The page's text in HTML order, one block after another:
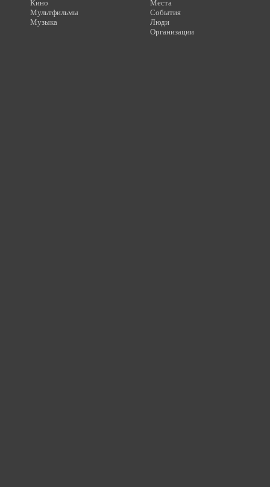
Кино
Мультфильмы
Музыка
Места
События
Люди
Организации